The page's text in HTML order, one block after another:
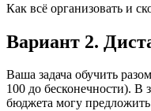
Как всё организовать и
Вариант 2.
Ваша задача обучить
100 до бесконечности). В
бюджета могу